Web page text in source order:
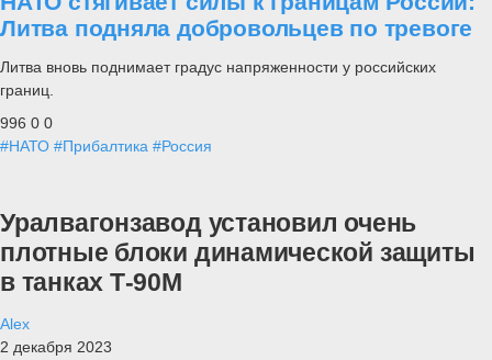
Литва подняла добровольцев по тревоге
Литва вновь поднимает градус напряженности у российских
границ.
996 0 0
#НАТО #Прибалтика #Россия
Уралвагонзавод установил очень
плотные блоки динамической защиты
в танках Т-90М
Alex
2 декабря 2023